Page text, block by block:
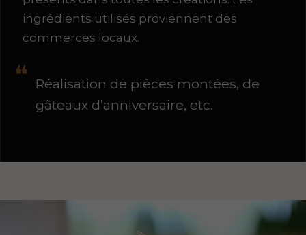
ingrédients utilisés proviennent des
commerces locaux.
Réalisation de pièces montées, de
gâteaux d’anniversaire, etc.